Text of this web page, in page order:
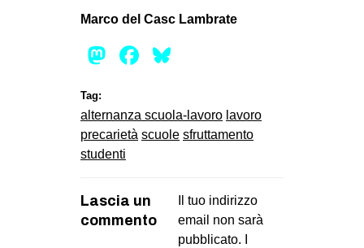
Marco del Casc Lambrate
Mastodon
Facebook
Tag:
alternanza scuola-lavoro lavoro
precarietà scuole sfruttamento
studenti
Lascia un
commento
Il tuo indirizzo
email non sarà
pubblicato.